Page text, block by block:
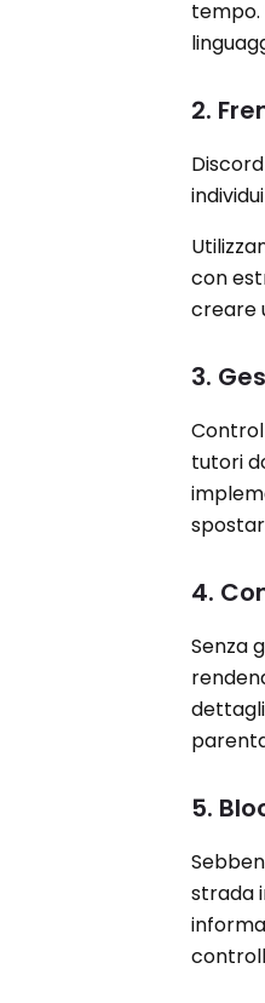
tempo.
2.
con
creare
3.
tutori
4.
Senza
5.
strada